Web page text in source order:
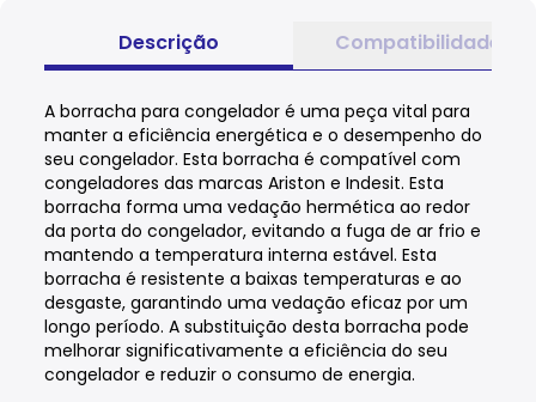
Descrição Compatibilidade
A borracha para congelador é uma peça vital para
manter a eficiência energética e o desempenho do
seu congelador. Esta borracha é compatível com
congeladores das marcas Ariston e Indesit. Esta
borracha forma uma vedação hermética ao redor
da porta do congelador, evitando a fuga de ar frio e
mantendo a temperatura interna estável. Esta
borracha é resistente a baixas temperaturas e ao
desgaste, garantindo uma vedação eficaz por um
longo período. A substituição desta borracha pode
melhorar significativamente a eficiência do seu
congelador e reduzir o consumo de energia.